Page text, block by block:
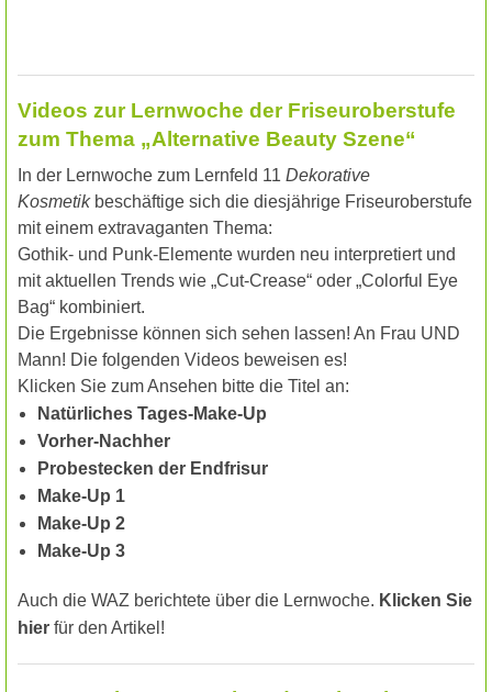
Videos zur Lernwoche der Friseuroberstufe
zum Thema „Alternative Beauty Szene“
In der Lernwoche zum Lernfeld 11 Dekorative
Kosmetikbeschäftige sich die diesjährige Friseuroberstufe
mit einem extravaganten Thema:
Gothik- und Punk-Elemente wurden neu interpretiert und
mit aktuellen Trends wie „Cut-Crease“ oder „Colorful Eye
Bag“ kombiniert.
Die Ergebnisse können sich sehen lassen! An Frau UND
Mann! Die folgenden Videos beweisen es!
Klicken Sie zum Ansehen bitte die Titel an:
Natürliches Tages-Make-Up
Vorher-Nachher
Probestecken der Endfrisur
Make-Up 1
Make-Up 2
Make-Up 3
Auch die WAZ berichtete über die Lernwoche. Klicken Sie
hier für den Artikel!